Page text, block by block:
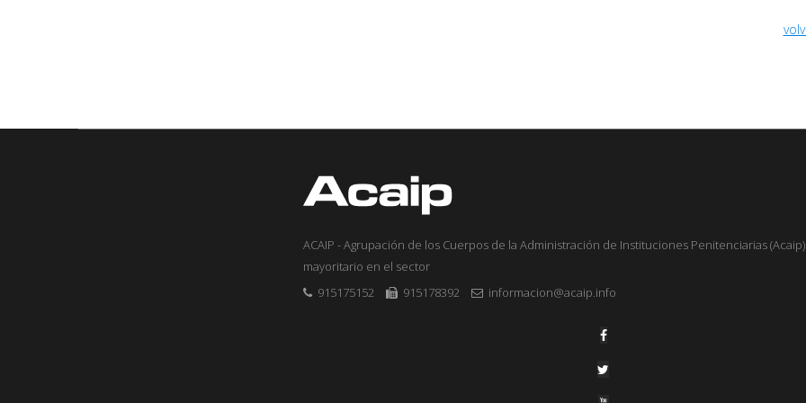
ACAIP - Agrupación de los Cuerpos de la Administración de Instituciones Penitenciarias
mayoritario en el sector
915175152
915178392 informacion@acaip.info